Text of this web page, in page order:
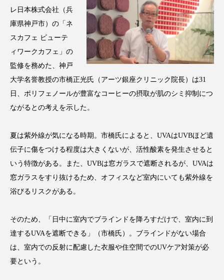
Gemini Instagram SaaS SNS
アスタキサンチン
アスレジャーコスメ アレルギー アロマ
アンチエイジング アンチソリチュード
インタビュー
ウェアラブルデバイス ウェルネス
ウェルビーイング エイジングケア
カウンセラー カウンセリング
カカイオイル ガジェット キーワード
レ日本株式会社（兵
庫県神戸市）の「ネ
スカフェ ビューテ
ィワークカフェ」の
監修を務めた、神戸
大学名誉教授の市橋正光氏（アーツ銀座クリニック院長）は31
日、ポリフェノールが豊富なコーヒーの摂取が肌のシミ抑制につ
ながるとの考えを示した。
夏は紫外線が気になる時期。市橋氏によると、UVAはUVBほど遺
伝子に傷をつける程度は大きくないが、活性酸素を発生させると
いう特徴がある。また、UVBは窓ガラスで遮断されるが、UVAは
窓ガラスをすり抜けるため、オフィスなど室内にいても紫外線を
浴びるリスクがある。
そのため、「日中に室内でブラインドを降ろすだけで、室内に到
達するUVAを遮断できる」（市橋氏）。ブラインドがない場合
は、室内での反射に配慮した衣服や住空間でのUVケア対策が必
要という。